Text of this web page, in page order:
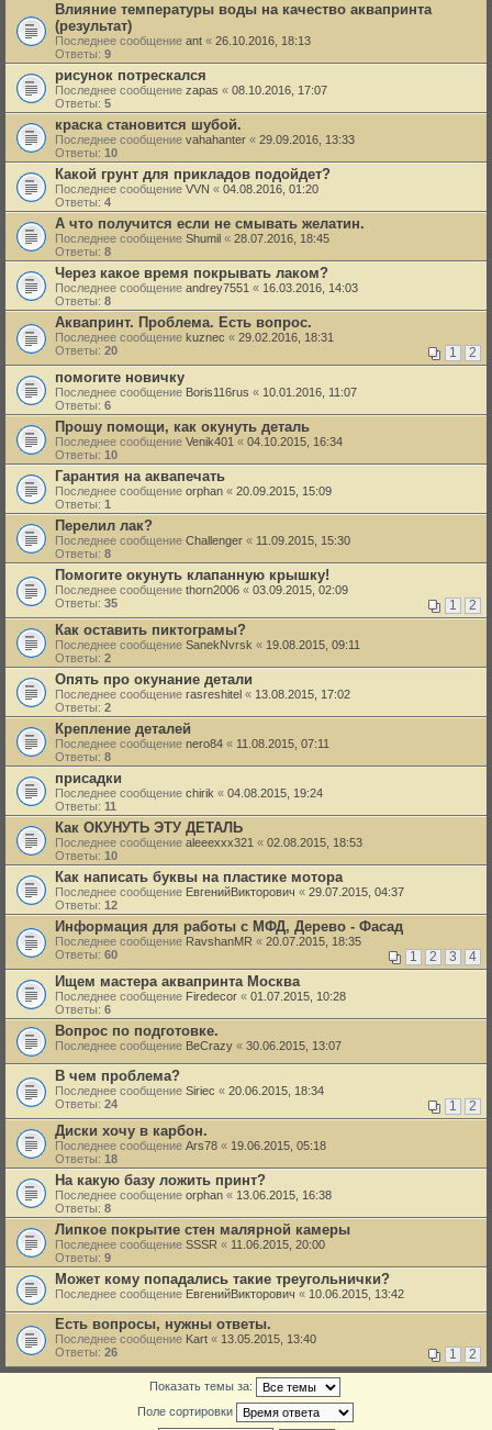
Влияние температуры воды на качество аквапринта
(результат)
Последнее сообщение ant « 26.10.2016, 18:13
Ответы: 9
рисунок потрескался
Последнее сообщение zapas « 08.10.2016, 17:07
Ответы: 5
краска становится шубой.
Последнее сообщение vahahanter « 29.09.2016, 13:33
Ответы: 10
Какой грунт для прикладов подойдет?
Последнее сообщение VVN « 04.08.2016, 01:20
Ответы: 4
А что получится если не смывать желатин.
Последнее сообщение Shumil « 28.07.2016, 18:45
Ответы: 8
Через какое время покрывать лаком?
Последнее сообщение andrey7551 « 16.03.2016, 14:03
Ответы: 8
Аквапринт. Проблема. Есть вопрос.
Последнее сообщение kuznec « 29.02.2016, 18:31
Ответы: 20 1 2
помогите новичку
Последнее сообщение Boris116rus « 10.01.2016, 11:07
Ответы: 6
Прошу помощи, как окунуть деталь
Последнее сообщение Venik401 « 04.10.2015, 16:34
Ответы: 10
Гарантия на аквапечать
Последнее сообщение orphan « 20.09.2015, 15:09
Ответы: 1
Перелил лак?
Последнее сообщение Challenger « 11.09.2015, 15:30
Ответы: 8
Помогите окунуть клапанную крышку!
Последнее сообщение thorn2006 « 03.09.2015, 02:09
Ответы: 35 1 2
Как оставить пиктограмы?
Последнее сообщение SanekNvrsk « 19.08.2015, 09:11
Ответы: 2
Опять про окунание детали
Последнее сообщение rasreshitel « 13.08.2015, 17:02
Ответы: 2
Крепление деталей
Последнее сообщение nero84 « 11.08.2015, 07:11
Ответы: 8
присадки
Последнее сообщение chirik « 04.08.2015, 19:24
Ответы: 11
Как ОКУНУТЬ ЭТУ ДЕТАЛЬ
Последнее сообщение aleeexxx321 « 02.08.2015, 18:53
Ответы: 10
Как написать буквы на пластике мотора
Последнее сообщение ЕвгенийВикторович « 29.07.2015, 04:37
Ответы: 12
Информация для работы с МФД, Дерево - Фасад
Последнее сообщение RavshanMR « 20.07.2015, 18:35
Ответы: 60 1 2 3 4
Ищем мастера аквапринта Москва
Последнее сообщение Firedecor « 01.07.2015, 10:28
Ответы: 6
Вопрос по подготовке.
Последнее сообщение BeCrazy « 30.06.2015, 13:07
В чем проблема?
Последнее сообщение Siriec « 20.06.2015, 18:34
Ответы: 24 1 2
Диски хочу в карбон.
Последнее сообщение Ars78 « 19.06.2015, 05:18
Ответы: 18
На какую базу ложить принт?
Последнее сообщение orphan « 13.06.2015, 16:38
Ответы: 8
Липкое покрытие стен малярной камеры
Последнее сообщение SSSR « 11.06.2015, 20:00
Ответы: 9
Может кому попадались такие треугольнички?
Последнее сообщение ЕвгенийВикторович « 10.06.2015, 13:42
Есть вопросы, нужны ответы.
Последнее сообщение Kart « 13.05.2015, 13:40
Ответы: 26 1 2
Показать темы за:
Поле сортировки